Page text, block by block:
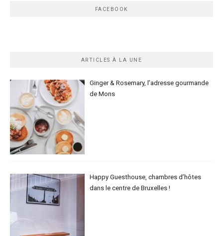
FACEBOOK
ARTICLES À LA UNE
Ginger & Rosemary, l’adresse gourmande
de Mons
Happy Guesthouse, chambres d’hôtes
dans le centre de Bruxelles !